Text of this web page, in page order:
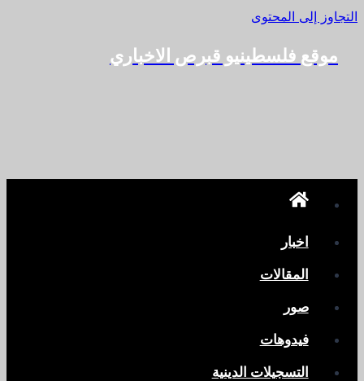
التجاوز إلى المحتوى
موقع فلسطينيو قبرص الاخباري
اخبار
المقالات
صور
فيدوهات
التسجيلات الدينية